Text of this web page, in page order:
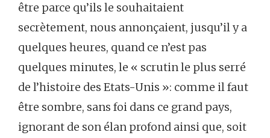
être parce qu’ils le souhaitaient
secrètement, nous annonçaient, jusqu’il y a
quelques heures, quand ce n’est pas
quelques minutes, le « scrutin le plus serré
de l’histoire des Etats-Unis »: comme il faut
être sombre, sans foi dans ce grand pays,
ignorant de son élan profond ainsi que, soit